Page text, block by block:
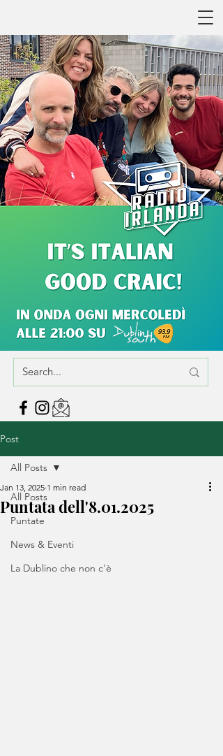
Post
All Posts
Puntate
News & Eventi
La Dublino che non c'è
All Posts
Puntata dell'8.01.2025
Jan 13, 2025 1 min read